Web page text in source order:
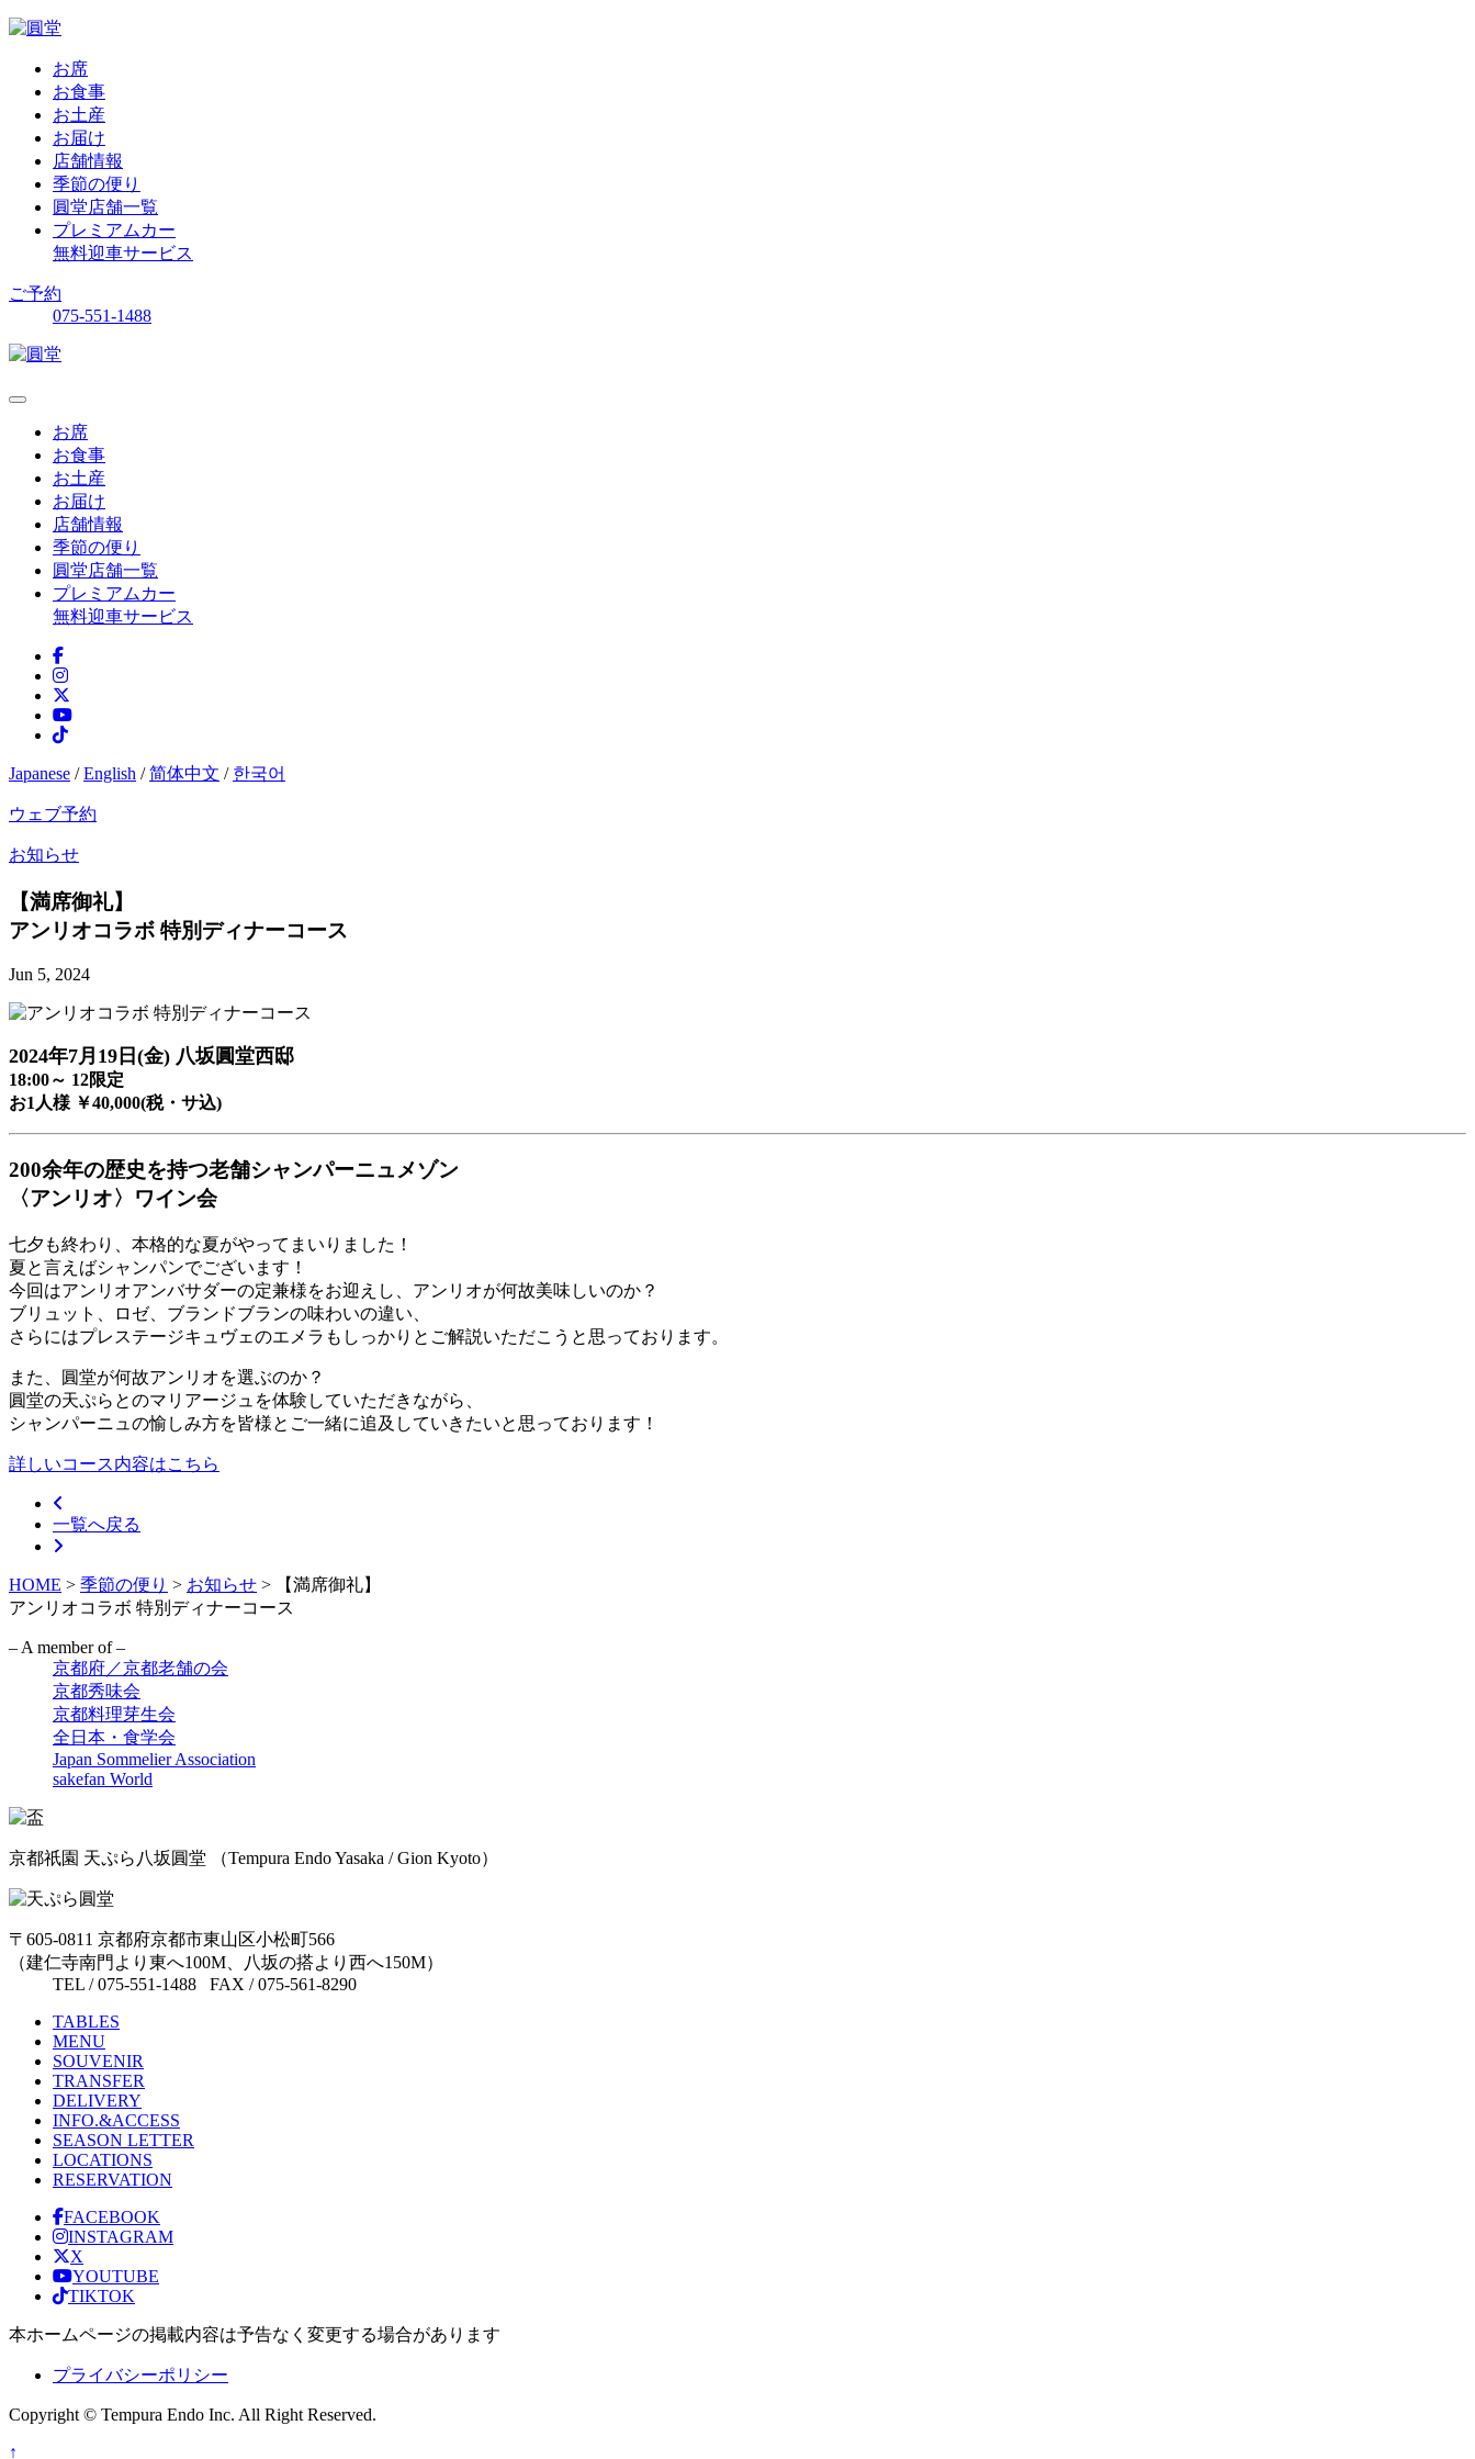
お席
お食事
お土産
お届け
店舗情報
季節の便り
圓堂店舗一覧
プレミアムカー
無料迎車サービス
ご予約
075-551-1488
お席
お食事
お土産
お届け
店舗情報
季節の便り
圓堂店舗一覧
プレミアムカー
無料迎車サービス
Japanese /English /简体中文 / 한국어
ウェブ予約
お知らせ
【満席御礼】
アンリオコラボ 特別ディナーコース
Jun 5, 2024
2024年7月19日(金) 八坂圓堂西邸
18:00～ 12限定
お1人様 ￥40,000(税・サ込)
200余年の歴史を持つ老舗シャンパーニュメゾン
〈アンリオ〉ワイン会
七夕も終わり、本格的な夏がやってまいりました！
夏と言えばシャンパンでございます！
今回はアンリオアンバサダーの定兼様をお迎えし、アンリオが何故美味しいのか？
ブリュット、ロゼ、ブランドブランの味わいの違い、
さらにはプレステージキュヴェのエメラもしっかりとご解説いただこうと思っております。
また、圓堂が何故アンリオを選ぶのか？
圓堂の天ぷらとのマリアージュを体験していただきながら、
シャンパーニュの愉しみ方を皆様とご一緒に追及していきたいと思っております！
詳しいコース内容はこちら
一覧へ戻る
HOME > 季節の便り > お知らせ >
【満席御礼】
アンリオコラボ 特別ディナーコース
– A member of –
京都府／京都老舗の会
京都秀味会
京都料理芽生会
全日本・食学会
Japan Sommelier Association
sakefan World
京都祇園 天ぷら八坂圓堂 （Tempura Endo Yasaka / Gion Kyoto）
〒605-0811 京都府京都市東山区小松町566
（建仁寺南門より東へ100M、八坂の搭より西へ150M）
TEL / 075-551-1488 FAX / 075-561-8290
TABLES
MENU
SOUVENIR
TRANSFER
DELIVERY
INFO.&ACCESS
SEASON LETTER
LOCATIONS
RESERVATION
FACEBOOK
INSTAGRAM
X
YOUTUBE
TIKTOK
本ホームページの掲載内容は予告なく変更する場合があります
プライバシーポリシー
Copyright © Tempura Endo Inc. All Right Reserved.
↑